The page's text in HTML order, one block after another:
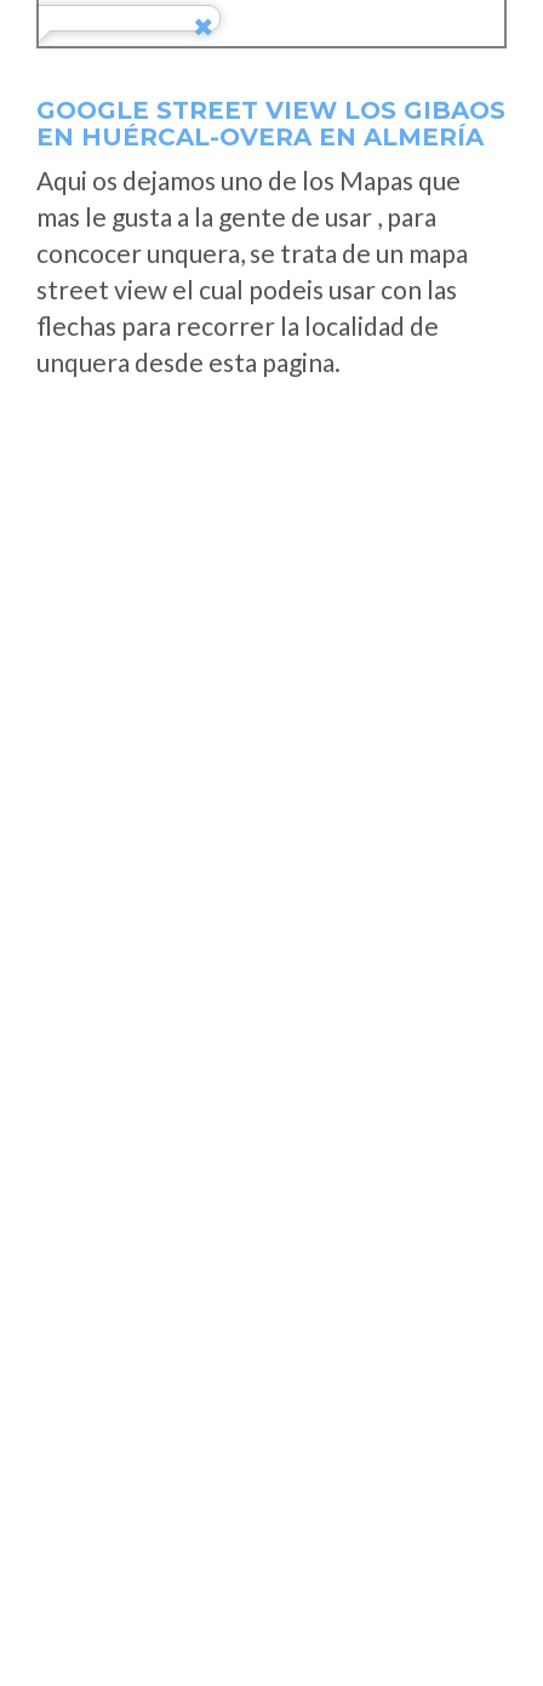
GOOGLE STREET VIEW LOS GIBAOS
EN HUÉRCAL-OVERA EN ALMERÍA
Aqui os dejamos uno de los Mapas que
mas le gusta a la gente de usar , para
concocer unquera, se trata de un mapa
street view el cual podeis usar con las
flechas para recorrer la localidad de
unquera desde esta pagina.